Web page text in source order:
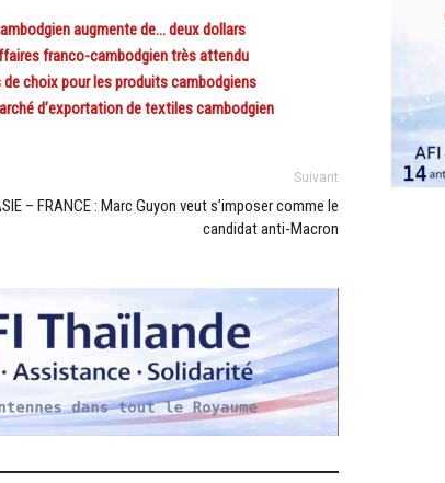
augmente de… deux dollars
franco-cambodgien très attendu
de choix pour les produits cambodgiens
d’exportation de textiles cambodgien
Suivant
– FRANCE : Marc Guyon veut s’imposer comme le
candidat anti-Macron